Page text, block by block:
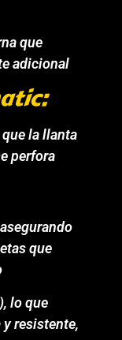
que
adicional
la llanta
perfora
que
lo que
resistente,